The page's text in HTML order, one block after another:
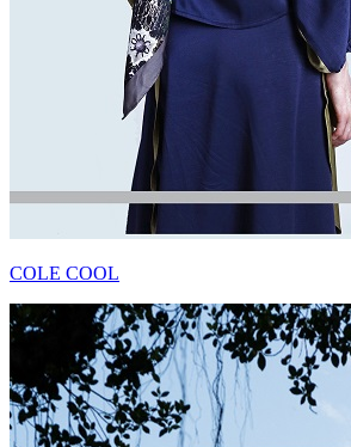
COLE COOL